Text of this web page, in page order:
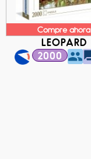
Compre ahora
LEOPARD
2000